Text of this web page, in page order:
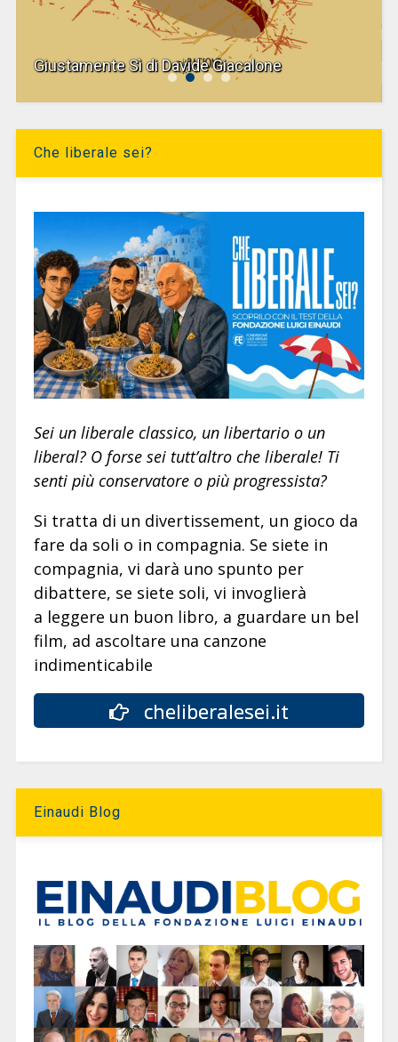
Giustamente Sì di Davide Giacalone
Che liberale sei?
Sei un liberale classico, un libertario o un
liberal? O forse sei tutt’altro che liberale! Ti
senti più conservatore o più progressista?
Si tratta di un divertissement, un gioco da
fare da soli o in compagnia. Se siete in
compagnia, vi darà uno spunto per
dibattere, se siete soli, vi invoglierà
a leggere un buon libro, a guardare un bel
film, ad ascoltare una canzone
indimenticabile
cheliberalesei.it
Einaudi Blog